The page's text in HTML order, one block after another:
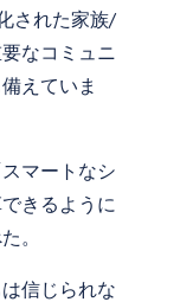
された家族/
なコミュニ
えていま
マートなシ
きるように
。
信じられな